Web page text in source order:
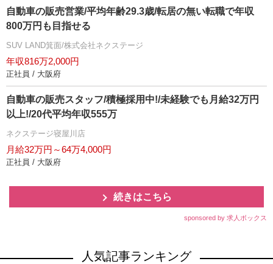
自動車の販売営業/平均年齢29.3歳/転居の無い転職で年収
800万円も目指せる
SUV LAND箕面/株式会社ネクステージ
年収816万2,000円
正社員 / 大阪府
自動車の販売スタッフ/積極採用中!/未経験でも月給32万円
以上!/20代平均年収555万
ネクステージ寝屋川店
月給32万円～64万4,000円
正社員 / 大阪府
続きはこちら
sponsored by 求人ボックス
人気記事ランキング